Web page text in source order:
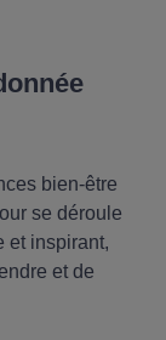
bien-être
se déroule
et inspirant,
et de